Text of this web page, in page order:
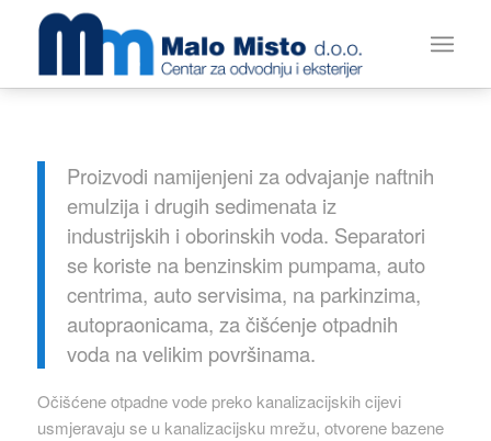
Proizvodi namijenjeni za odvajanje naftnih
emulzija i drugih sedimenata iz
industrijskih i oborinskih voda. Separatori
se koriste na benzinskim pumpama, auto
centrima, auto servisima, na parkinzima,
autopraonicama, za čišćenje otpadnih
voda na velikim površinama.
Očišćene otpadne vode preko kanalizacijskih cijevi
usmjeravaju se u kanalizacijsku mrežu, otvorene bazene